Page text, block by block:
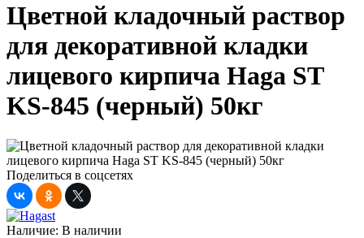
Цветной кладочный раствор
для декоративной кладки
лицевого кирпича Haga ST
KS-845 (черный) 50кг
Поделиться в соцсетях
Наличие: В наличии